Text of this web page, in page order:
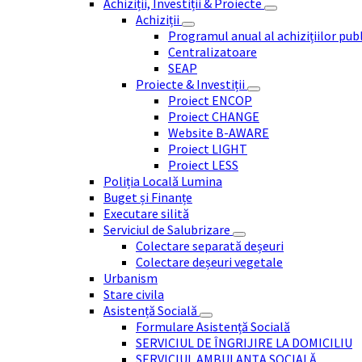
Achiziții, Investiții & Proiecte
Achiziții
Programul anual al achizițiilor
Centralizatoare
SEAP
Proiecte & Investiții
Proiect ENCOP
Proiect CHANGE
Website B-AWARE
Proiect LIGHT
Proiect LESS
Poliția Locală Lumina
Buget și Finanțe
Executare silită
Serviciul de Salubrizare
Colectare separată deșeuri
Colectare deșeuri vegetale
Urbanism
Stare civila
Asistență Socială
Formulare Asistență Socială
SERVICIUL DE ÎNGRIJIRE LA DOMICILIU
SERVICIUL AMBULANȚA SOCIALĂ